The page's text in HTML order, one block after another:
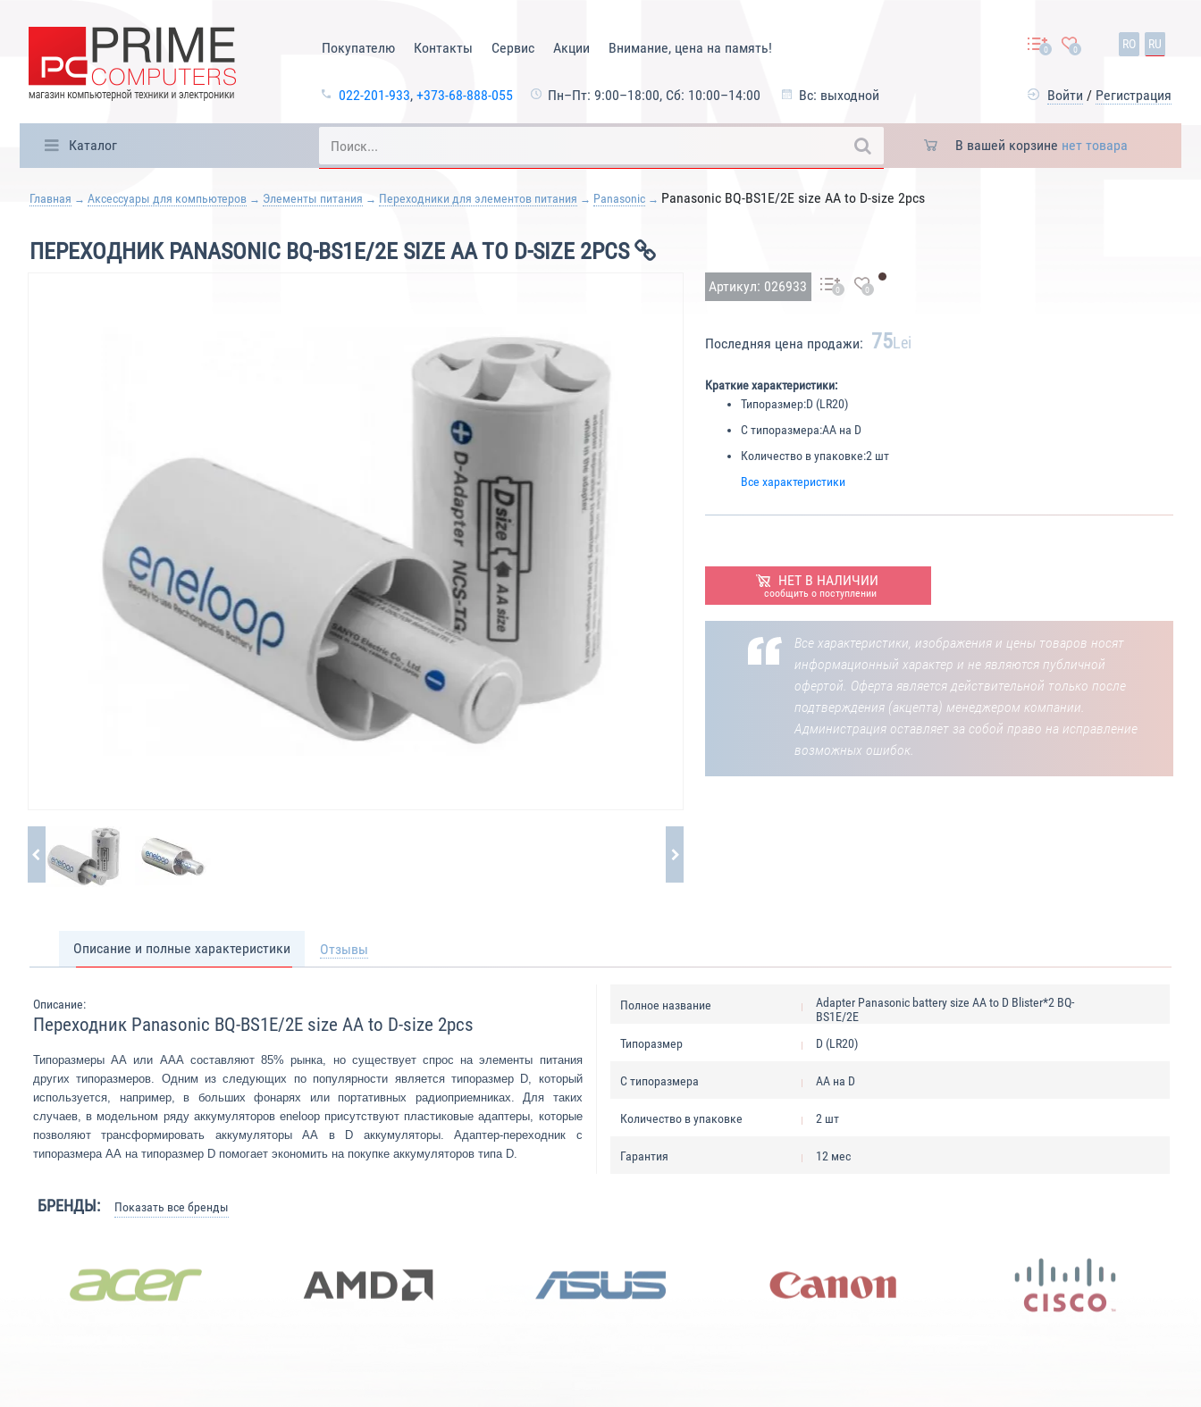
Покупателю Контакты Сервис Акции Внимание, цена на память!
022-201-933, +373-68-888-055 Пн–Пт: 9:00–18:00, Сб: 10:00–14:00 Вс: выходной
0 0 RO RU
Войти / Регистрация
Каталог В вашей корзине нет товара
Главная Аксессуары для компьютеров Элементы питания Переходники для элементов питания Panasonic Panasonic BQ-BS1E/2E size AA to D-size 2pcs
ПЕРЕХОДНИК PANASONIC BQ-BS1E/2E SIZE AA TO D-SIZE 2PCS
Артикул: 026933 0 0
Последняя цена продажи: 75Lei
Краткие характеристики:
Типоразмер:D (LR20)
С типоразмера:АА на D
Количество в упаковке:2 шт
Все характеристики
НЕТ В НАЛИЧИИ
сообщить о поступлении
Все характеристики, изображения и цены товаров носят
информационный характер и не являются публичной
офертой. Оферта является действительной только после
подтверждения (акцепта) менеджером компании.
Администрация оставляет за собой право на исправление
возможных ошибок.
Описание и полные характеристики Отзывы
Описание:
Переходник Panasonic BQ-BS1E/2E size AA to D-size 2pcs
Типоразмеры АА или ААА составляют 85% рынка, но существует спрос на элементы питания
других типоразмеров. Одним из следующих по популярности является типоразмер D, который
используется, например, в больших фонарях или портативных радиоприемниках. Для таких
случаев, в модельном ряду аккумуляторов eneloop присутствуют пластиковые адаптеры, которые
позволяют трансформировать аккумуляторы АА в D аккумуляторы. Адаптер-переходник с
типоразмера АА на типоразмер D помогает экономить на покупке аккумуляторов типа D.
Полное название
Adapter Panasonic battery size AA to D Blister*2 BQ-
BS1E/2E
Типоразмер
D (LR20)
С типоразмера АА на D
Количество в упаковке 2 шт
Гарантия 12 мес
БРЕНДЫ: Показать все бренды